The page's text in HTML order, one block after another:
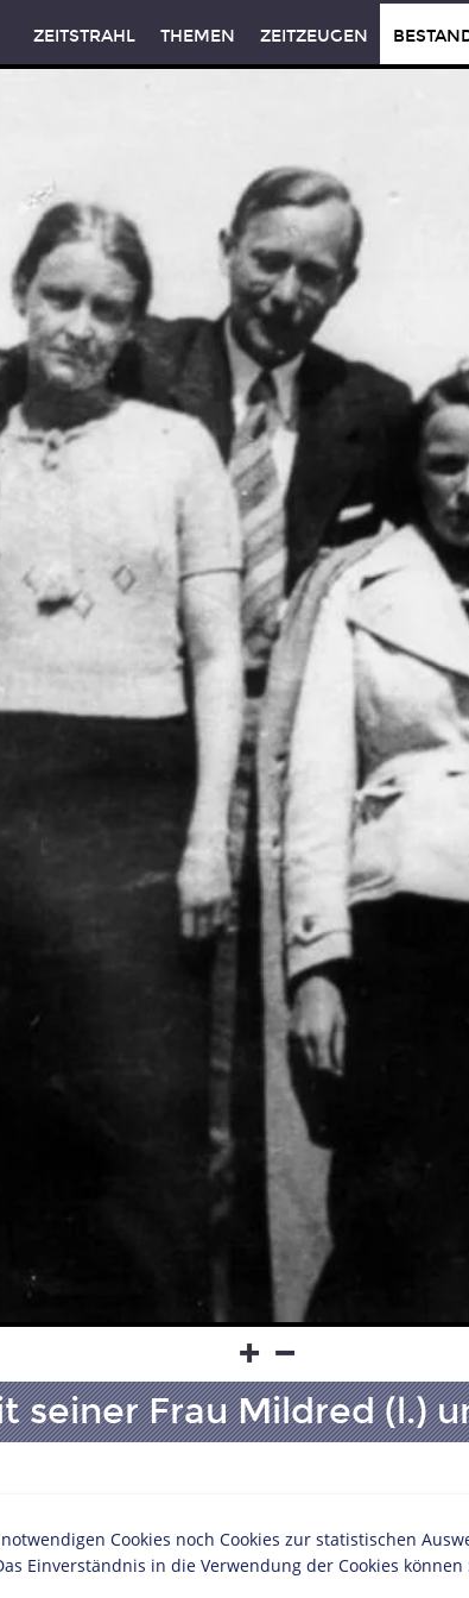
ZEITSTRAHL THEMEN ZEITZEUGEN
seiner Frau Mildred (l.)
Museum, Berlin
Cookies noch Cookies zur statistischen
Einverständnis in die Verwendung der Cookies